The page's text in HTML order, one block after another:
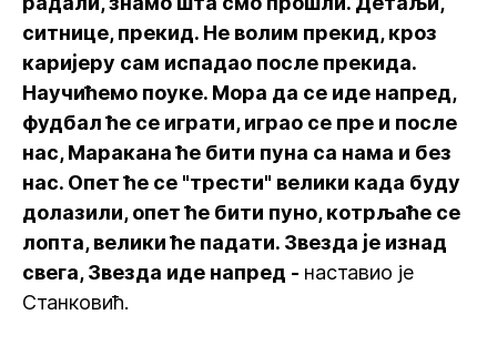
ситнице, прекид. Не волим прекид, кроз
каријеру сам испадао после прекида.
Научићемо поуке. Мора да се иде напред,
фудбал ће се играти, играо се пре и после
нас, Маракана ће бити пуна са нама и без
нас. Опет ће се "трести" велики када буду
долазили, опет ће бити пуно, котрљаће се
лопта, велики ће падати. Звезда је изнад
свега, Звезда иде напред - наставио је
Станковић.